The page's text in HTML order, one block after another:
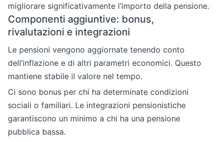
migliorare significativamente l’importo della pensione.
Componenti aggiuntive: bonus,
rivalutazioni e integrazioni
Le pensioni vengono aggiornate tenendo conto
dell’inflazione e di altri parametri economici. Questo
mantiene stabile il valore nel tempo.
Ci sono bonus per chi ha determinate condizioni
sociali o familiari. Le integrazioni pensionistiche
garantiscono un minimo a chi ha una pensione
pubblica bassa.